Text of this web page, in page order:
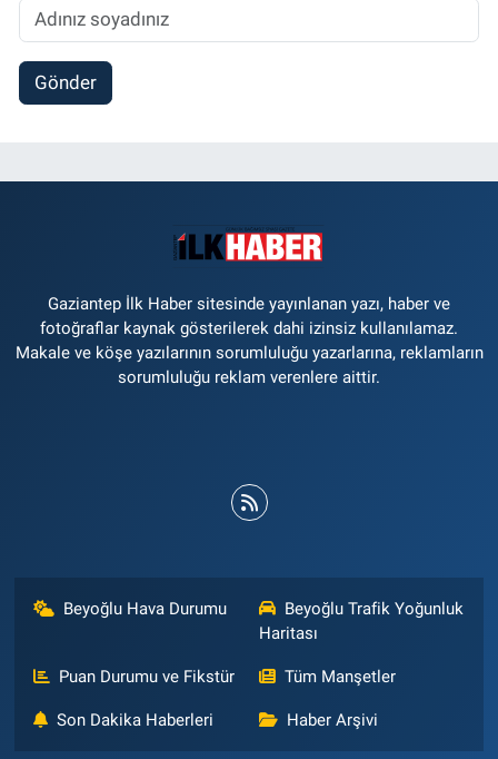
Gönder
Gaziantep İlk Haber sitesinde yayınlanan yazı, haber ve
fotoğraflar kaynak gösterilerek dahi izinsiz kullanılamaz.
Makale ve köşe yazılarının sorumluluğu yazarlarına, reklamların
sorumluluğu reklam verenlere aittir.
Beyoğlu Hava Durumu
Beyoğlu Trafik Yoğunluk
Haritası
Puan Durumu ve Fikstür Tüm Manşetler
Son Dakika Haberleri Haber Arşivi